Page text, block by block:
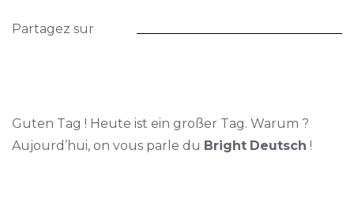
Partagez sur
Guten Tag ! Heute ist ein großer Tag. Warum ?
Aujourd’hui, on vous parle du Bright Deutsch !